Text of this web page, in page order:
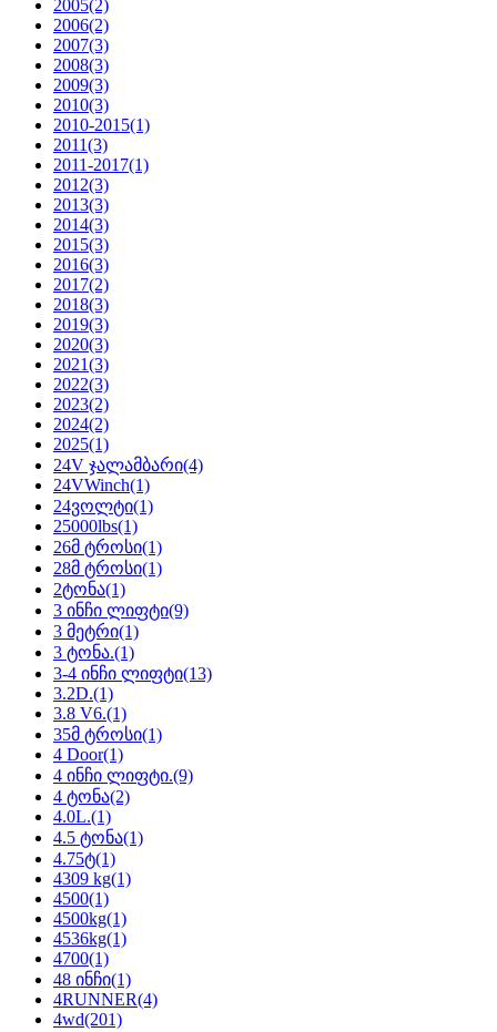
2005(2)
2006(2)
2007(3)
2008(3)
2009(3)
2010(3)
2010-2015(1)
2011(3)
2011-2017(1)
2012(3)
2013(3)
2014(3)
2015(3)
2016(3)
2017(2)
2018(3)
2019(3)
2020(3)
2021(3)
2022(3)
2023(2)
2024(2)
2025(1)
24V ჯალამბარი(4)
24VWinch(1)
24ვოლტი(1)
25000lbs(1)
26მ ტროსი(1)
28მ ტროსი(1)
2ტონა(1)
3 ინჩი ლიფტი(9)
3 მეტრი(1)
3 ტონა.(1)
3-4 ინჩი ლიფტი(13)
3.2D.(1)
3.8 V6.(1)
35მ ტროსი(1)
4 Door(1)
4 ინჩი ლიფტი.(9)
4 ტონა(2)
4.0L.(1)
4.5 ტონა(1)
4.75ტ(1)
4309 kg(1)
4500(1)
4500kg(1)
4536kg(1)
4700(1)
48 ინჩი(1)
4RUNNER(4)
4wd(201)